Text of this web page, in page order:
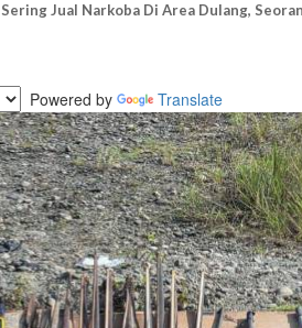
Pengadilan Negeri Timika Tanggapi
Powered by Translate